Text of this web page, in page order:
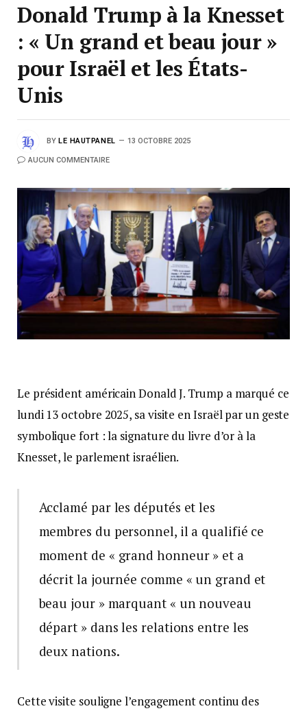
Donald Trump à la Knesset
: « Un grand et beau jour »
pour Israël et les États-
Unis
BY LE HAUTPANEL 13 OCTOBRE 2025
AUCUN COMMENTAIRE
Le président américain Donald J. Trump a marqué ce
lundi 13 octobre 2025, sa visite en Israël par un geste
symbolique fort : la signature du livre d’or à la
Knesset, le parlement israélien.
Acclamé par les députés et les
membres du personnel, il a qualifié ce
moment de « grand honneur » et a
décrit la journée comme « un grand et
beau jour » marquant « un nouveau
départ » dans les relations entre les
deux nations.
Cette visite souligne l’engagement continu des